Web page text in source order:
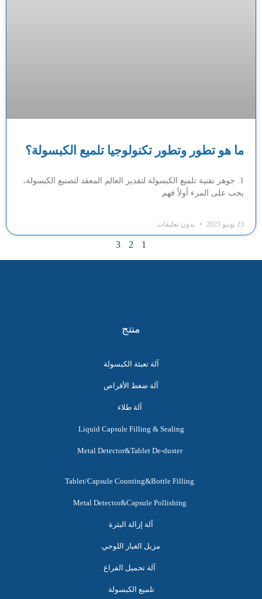
ما هو تطور وتطور تكنولوجيا تلميع الكبسولة؟
1. جوهر تقنية تلميع الكبسولة لتقدير العالم المعقد لتصنيع الكبسولة،
يجب على المرء أولاً فهم
23 يونيو 2023 بدون تعليقات
2
3
منتج
آلة تعبئة الكبسولة
آلة ضغط الأقراص
آلة طلاء
Liquid Capsule Filling & Sealing
Metal Detector&Tablet De-duster
Tablet/Capsule Counting&Bottle Filling
Metal Detector&Capsule Pollishing
آلة إزالة البثرة
مزيل الغبار اللوحي
آلة تحميل الفراغ
تلميع الكبسولة